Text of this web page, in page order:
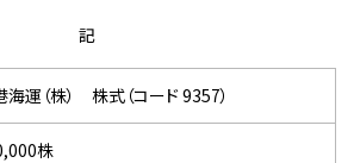
記
海運（株） 株式（コード 9357）
株